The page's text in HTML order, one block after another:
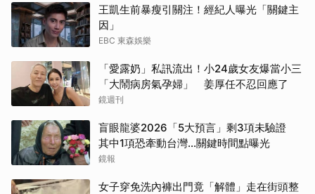
王凱生前暴瘦引關注！經紀人曝光「關鍵主
因」
EBC 東森娛樂
「愛露奶」私訊流出！小24歲女友爆當小三
「大鬧病房氣孕婦」 姜厚任不忍回應了
鏡週刊
盲眼龍婆2026「5大預言」剩3項未驗證
其中1項恐牽動台灣...關鍵時間點曝光
鏡報
女子穿免洗內褲出門竟「解體」走在街頭整